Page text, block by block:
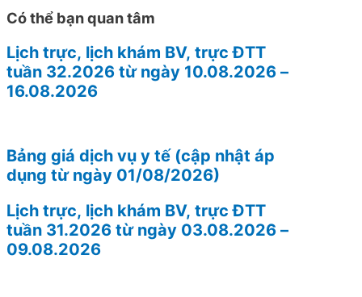
Có thể bạn quan tâm
Lịch trực, lịch khám BV, trực ĐTT
tuần 32.2026 từ ngày 10.08.2026 –
16.08.2026
Bảng giá dịch vụ y tế (cập nhật áp
dụng từ ngày 01/08/2026)
Lịch trực, lịch khám BV, trực ĐTT
tuần 31.2026 từ ngày 03.08.2026 –
09.08.2026